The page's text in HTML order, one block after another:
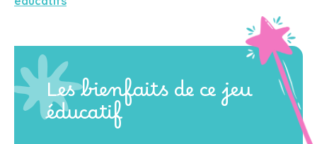
Les bienfaits de ce jeu
éducatif